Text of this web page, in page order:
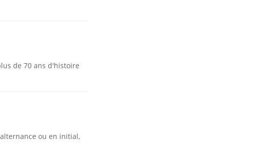
de 70 ans d'histoire
ou en initial,